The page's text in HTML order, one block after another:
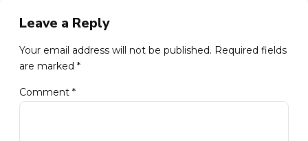
Leave a Reply
Your email address will not be published. Required fields
are marked *
Comment *